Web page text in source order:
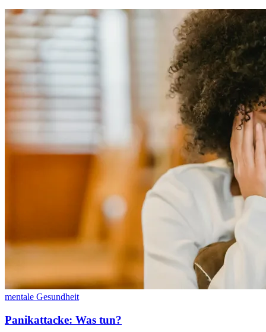
mentale Gesundheit
Panikattacke: Was tun?